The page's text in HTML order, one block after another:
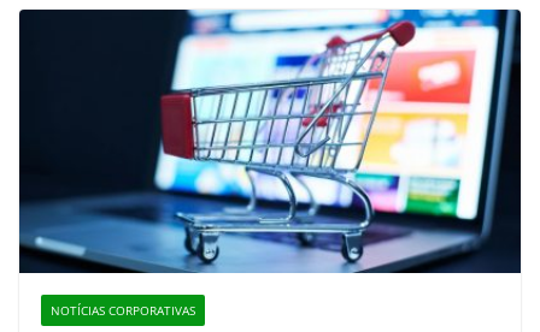
NOTÍCIAS CORPORATIVAS